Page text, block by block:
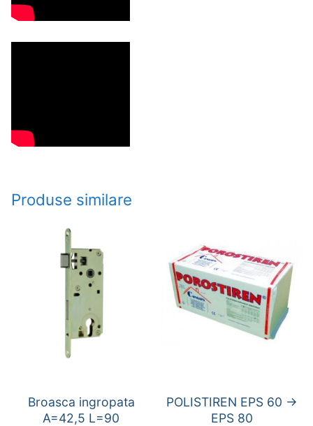
Produse similare
Broasca ingropata
A=42,5 L=90
POLISTIREN EPS 60 ->
EPS 80